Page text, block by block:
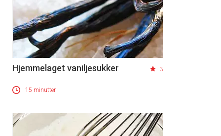
Hjemmelaget vaniljesukker 3
15 minutter